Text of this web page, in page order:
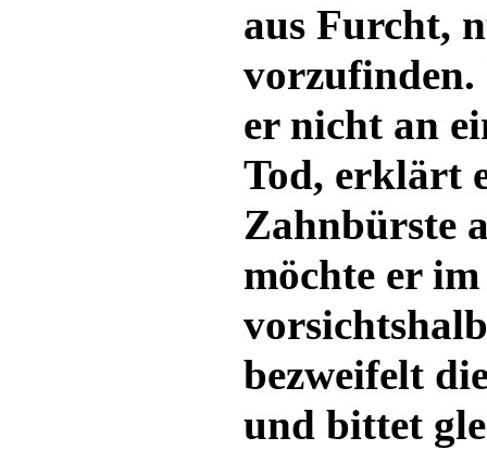
aus Furcht,
vorzufinden.
er nicht an
Tod, erklärt
Zahnbürste
möchte er
bezweifelt
und bittet